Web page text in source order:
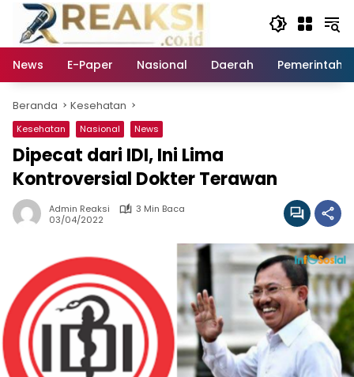
Langsung
konten
News
E-Paper Nasional Daerah
Beranda Kesehatan
Kesehatan Nasional News
Dipecat dari IDI, Ini Lima
Kontroversial Dokter Terawan
Admin Reaksi
3 Min Baca
03/04/2022